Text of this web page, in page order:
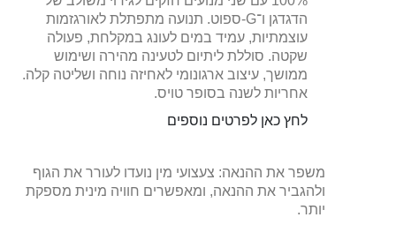
הדגדגן ו־G-ספוט. תנועה מתפתלת לאורגזמות
עוצמתיות, עמיד במים לעונג במקלחת, פעולה
שקטה. סוללת ליתיום לטעינה מהירה ושימוש
ממושך, עיצוב ארגונומי לאחיזה נוחה ושליטה קלה.
אחריות לשנה בסופר טויס.
לחץ כאן לפרטים נוספים
משפר את ההנאה: צעצועי מין נועדו לעורר את הגוף
ולהגביר את ההנאה, ומאפשרים חוויה מינית מספקת
יותר.